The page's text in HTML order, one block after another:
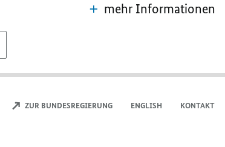
mehr Informationen
ZUR BUNDESREGIERUNG ENGLISH KONTAKT